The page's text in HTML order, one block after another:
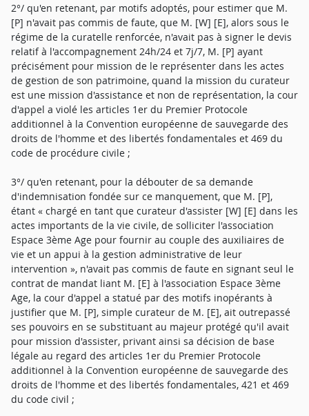
2°/ qu'en retenant, par motifs adoptés, pour estimer que M.
[P] n'avait pas commis de faute, que M. [W] [E], alors sous le
régime de la curatelle renforcée, n'avait pas à signer le devis
relatif à l'accompagnement 24h/24 et 7j/7, M. [P] ayant
précisément pour mission de le représenter dans les actes
de gestion de son patrimoine, quand la mission du curateur
est une mission d'assistance et non de représentation, la cour
d'appel a violé les articles 1er du Premier Protocole
additionnel à la Convention européenne de sauvegarde des
droits de l'homme et des libertés fondamentales et 469 du
code de procédure civile ;
3°/ qu'en retenant, pour la débouter de sa demande
d'indemnisation fondée sur ce manquement, que M. [P],
étant « chargé en tant que curateur d'assister [W] [E] dans les
actes importants de la vie civile, de solliciter l'association
Espace 3ème Age pour fournir au couple des auxiliaires de
vie et un appui à la gestion administrative de leur
intervention », n'avait pas commis de faute en signant seul le
contrat de mandat liant M. [E] à l'association Espace 3ème
Age, la cour d'appel a statué par des motifs inopérants à
justifier que M. [P], simple curateur de M. [E], ait outrepassé
ses pouvoirs en se substituant au majeur protégé qu'il avait
pour mission d'assister, privant ainsi sa décision de base
légale au regard des articles 1er du Premier Protocole
additionnel à la Convention européenne de sauvegarde des
droits de l'homme et des libertés fondamentales, 421 et 469
du code civil ;